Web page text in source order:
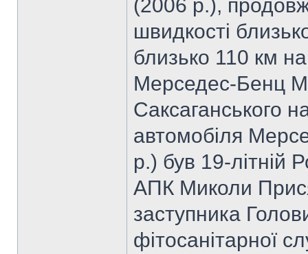
(2006 р.),
швидкості
близько 110 км
Мерседес-Бенц
Саксаганського
автомобіля
р.) був 19-літній
АПК Миколи
заступника
фітосанітарної